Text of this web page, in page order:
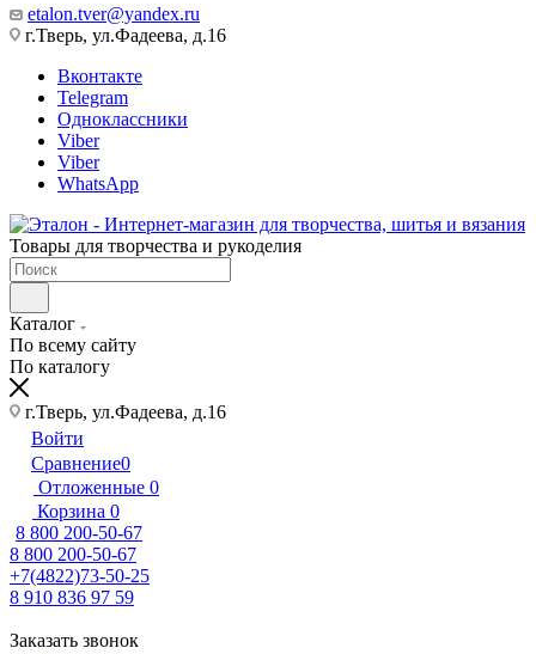
etalon.tver@yandex.ru
г.Тверь, ул.Фадеева, д.16
Вконтакте
Telegram
Одноклассники
Viber
Viber
WhatsApp
Товары для творчества и рукоделия
Каталог
По всему сайту
По каталогу
г.Тверь, ул.Фадеева, д.16
Войти
Сравнение0
Отложенные 0
Корзина 0
8 800 200-50-67
8 800 200-50-67
+7(4822)73-50-25
8 910 836 97 59
Заказать звонок